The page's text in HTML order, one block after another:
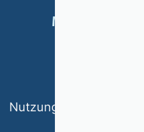
MITGLIED WERDEN
Nutzungsbedingungen